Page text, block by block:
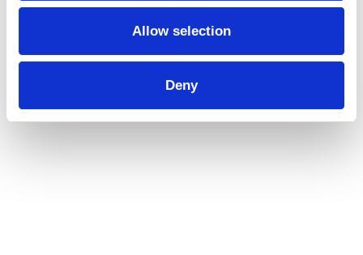
Allow selection
Deny